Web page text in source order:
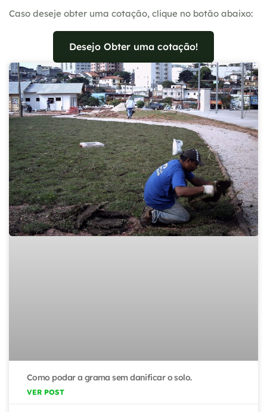
Caso deseje obter uma cotação, clique no botão abaixo:
Desejo Obter uma cotação!
Como podar a grama sem danificar o solo.
VER POST